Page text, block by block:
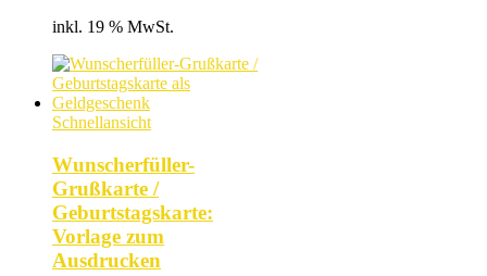
inkl. 19 % MwSt.
Schnellansicht
Wunscherfüller-
Grußkarte /
Geburtstagskarte:
Vorlage zum
Ausdrucken